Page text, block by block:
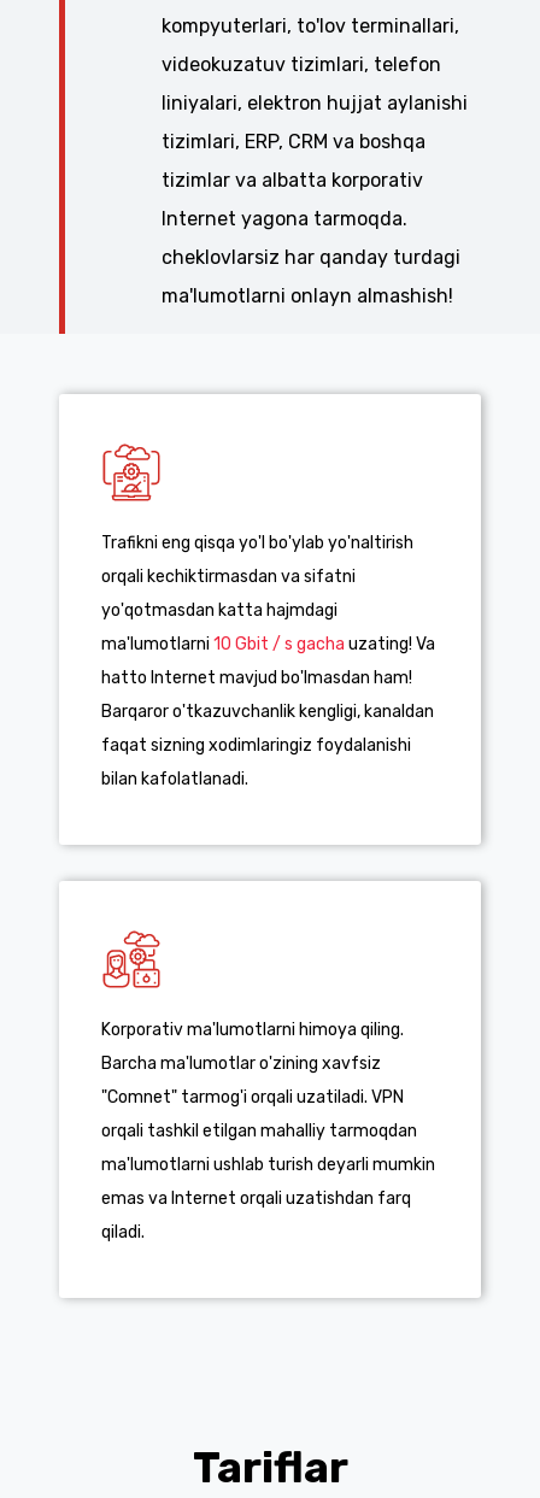
kompyuterlari, to'lov terminallari,
videokuzatuv tizimlari, telefon
liniyalari, elektron hujjat aylanishi
tizimlari, ERP, CRM va boshqa
tizimlar va albatta korporativ
Internet yagona tarmoqda.
cheklovlarsiz har qanday turdagi
ma'lumotlarni onlayn almashish!
Trafikni eng qisqa yo'l bo'ylab yo'naltirish
orqali kechiktirmasdan va sifatni
yo'qotmasdan katta hajmdagi
ma'lumotlarni 10 Gbit / s gacha uzating! Va
hatto Internet mavjud bo'lmasdan ham!
Barqaror o'tkazuvchanlik kengligi, kanaldan
faqat sizning xodimlaringiz foydalanishi
bilan kafolatlanadi.
Korporativ ma'lumotlarni himoya qiling.
Barcha ma'lumotlar o'zining xavfsiz
"Comnet" tarmog'i orqali uzatiladi. VPN
orqali tashkil etilgan mahalliy tarmoqdan
ma'lumotlarni ushlab turish deyarli mumkin
emas va Internet orqali uzatishdan farq
qiladi.
Tariflar